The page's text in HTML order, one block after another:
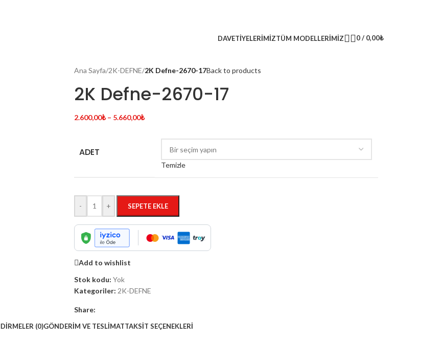
DAVETIYELERIMIZTÜM MODELLERIMIZ 0/ 0,00₺
Ana Sayfa/2K-DEFNE/2K Defne-2670-17Back to products
2K Defne-2670-17
2.600,00₺ – 5.660,00₺
ADET
Temizle
- + SEPETE EKLE
Add to wishlist
Stok kodu: Yok
Kategoriler: 2K-DEFNE
Share:
(0)GÖNDERIM VE TESLIMATTAKSIT SEÇENEKLERI